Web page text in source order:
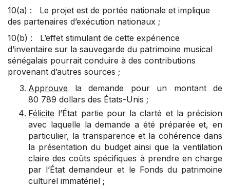
10(a) : Le projet est de portée nationale et implique
des partenaires d’exécution nationaux ;
10(b) : L’effet stimulant de cette expérience
d’inventaire sur la sauvegarde du patrimoine musical
sénégalais pourrait conduire à des contributions
provenant d’autres sources ;
Approuve la demande pour un montant de
80 789 dollars des États-Unis ;
Félicite l’État partie pour la clarté et la précision
avec laquelle la demande a été préparée et, en
particulier, la transparence et la cohérence dans
la présentation du budget ainsi que la ventilation
claire des coûts spécifiques à prendre en charge
par l’État demandeur et le Fonds du patrimoine
culturel immatériel ;